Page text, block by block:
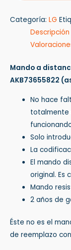
Categoría: LG
Descripción
Mando a
AKB73655822
No hace
totalmente
Solo
La
El mando
original. Es
Mando
2 años de
Éste no es el
de reemplazo